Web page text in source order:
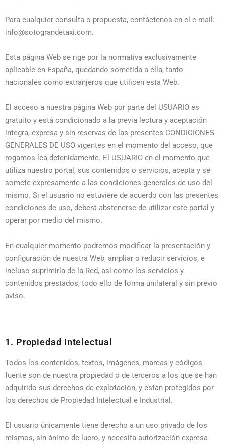
Para cualquier consulta o propuesta, contáctenos en el e-mail:
info@sotograndetaxi.com.
Esta página Web se rige por la normativa exclusivamente
aplicable en España, quedando sometida a ella, tanto
nacionales como extranjeros que utilicen esta Web.
El acceso a nuestra página Web por parte del USUARIO es
gratuito y está condicionado a la previa lectura y aceptación
integra, expresa y sin reservas de las presentes CONDICIONES
GENERALES DE USO vigentes en el momento del acceso, que
rogamos lea detenidamente. El USUARIO en el momento que
utiliza nuestro portal, sus contenidos o servicios, acepta y se
somete expresamente a las condiciones generales de uso del
mismo. Si el usuario no estuviere de acuerdo con las presentes
condiciones de uso, deberá abstenerse de utilizar este portal y
operar por medio del mismo.
En cualquier momento podremos modificar la presentación y
configuración de nuestra Web, ampliar o reducir servicios, e
incluso suprimirla de la Red, así como los servicios y
contenidos prestados, todo ello de forma unilateral y sin previo
aviso.
1. Propiedad Intelectual
Todos los contenidos, textos, imágenes, marcas y códigos
fuente son de nuestra propiedad o de terceros a los que se han
adquirido sus derechos de explotación, y están protegidos por
los derechos de Propiedad Intelectual e Industrial.
El usuario únicamente tiene derecho a un uso privado de los
mismos, sin ánimo de lucro, y necesita autorización expresa